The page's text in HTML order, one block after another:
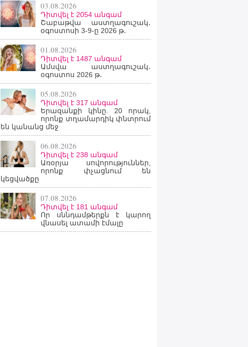
03.08.2026
Դիտվել է 2054 անգամ
Շաբաթվա աստղագուշակ․
օգոստոսի 3-9-ը 2026 թ․
01.08.2026
Դիտվել է 1487 անգամ
Ամսվա աստղագուշակ․
օգոստոս 2026 թ․
05.08.2026
Դիտվել է 317 անգամ
Երազանքի կինը. 20 որակ,
որոնք տղամարդիկ փնտրում
են կանանց մեջ
06.08.2026
Դիտվել է 238 անգամ
Առօրյա սովորություններ,
որոնք փչացնում են
կեցվածքը
07.08.2026
Դիտվել է 181 անգամ
Որ սննդամթերքն է կարող
վնասել ատամի էմալը